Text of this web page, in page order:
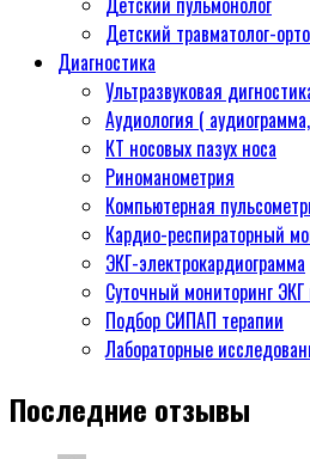
Детский травматолог-
Диагностика
Ультразвуковая
Аудиология (
КТ носовых пазух носа
Риноманометрия
Компьютерная
Кардио-респираторный
ЭКГ-электрокардиограмма
Суточный мониторинг ЭКГ
Подбор СИПАП терапии
Лабораторные
Последние отзывы